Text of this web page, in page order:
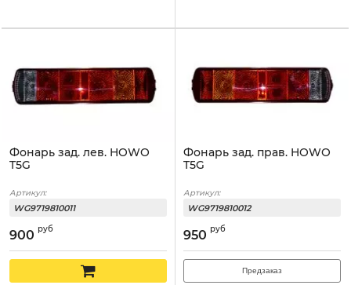
Фонарь зад. лев. HOWO
T5G
Артикул:
WG9719810011
900 руб
Фонарь зад. прав. HOWO
T5G
Артикул:
WG9719810012
950 руб
Предзаказ